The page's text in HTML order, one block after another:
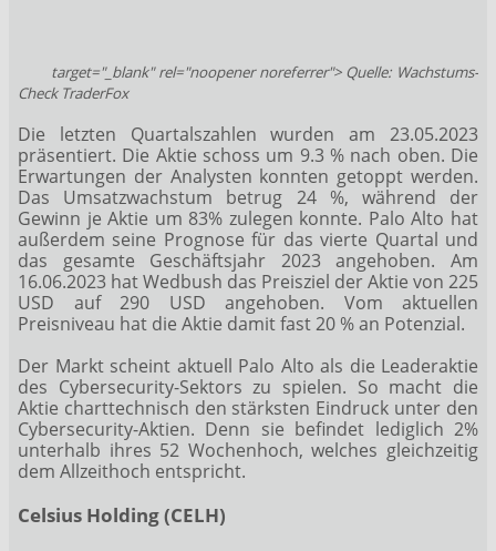
target="_blank" rel="noopener noreferrer"> Quelle: Wachstums-
Check TraderFox
Die letzten Quartalszahlen wurden am 23.05.2023
präsentiert. Die Aktie schoss um 9.3 % nach oben. Die
Erwartungen der Analysten konnten getoppt werden.
Das Umsatzwachstum betrug 24 %, während der
Gewinn je Aktie um 83% zulegen konnte. Palo Alto hat
außerdem seine Prognose für das vierte Quartal und
das gesamte Geschäftsjahr 2023 angehoben. Am
16.06.2023 hat Wedbush das Preisziel der Aktie von 225
USD auf 290 USD angehoben. Vom aktuellen
Preisniveau hat die Aktie damit fast 20 % an Potenzial.
Der Markt scheint aktuell Palo Alto als die Leaderaktie
des Cybersecurity-Sektors zu spielen. So macht die
Aktie charttechnisch den stärksten Eindruck unter den
Cybersecurity-Aktien. Denn sie befindet lediglich 2%
unterhalb ihres 52 Wochenhoch, welches gleichzeitig
dem Allzeithoch entspricht.
Celsius Holding (CELH)